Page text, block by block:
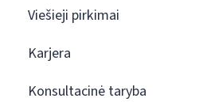
Viešieji pirkimai
Karjera
Konsultacinė taryba